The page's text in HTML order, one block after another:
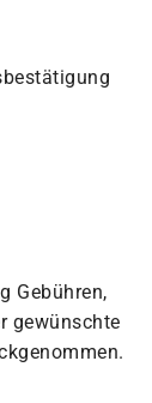
Gebühren,
gewünschte